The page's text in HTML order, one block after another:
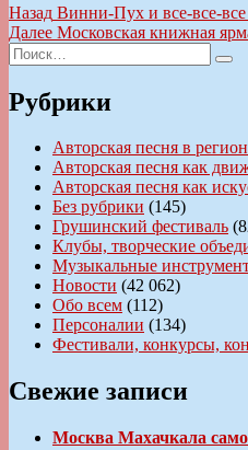
Навигация
по
записям
Назад Предыдущая
запись:
Винни-Пух и все-все-
Далее Следующая
Московская книжная
Искать:
Рубрики
Авторская песня в
Авторская песня как
Авторская песня как
Без рубрики (145)
Грушинский фестиваль
Клубы, творческие
Музыкальные
Новости (42 062)
Обо всем (112)
Персоналии (134)
Фестивали, конкурсы,
Свежие записи
Москва Махачкала